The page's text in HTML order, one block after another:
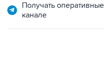
Получать
канале